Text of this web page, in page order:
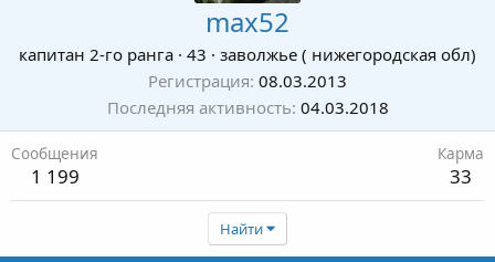
max52
капитан 2-го ранга · 43 · заволжье ( нижегородская обл)
Регистрация 08.03.2013
Последняя активность 04.03.2018
Сообщения
1 199
Карма
33
Найти